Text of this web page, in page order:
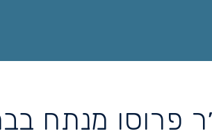
פרוסו מנתח